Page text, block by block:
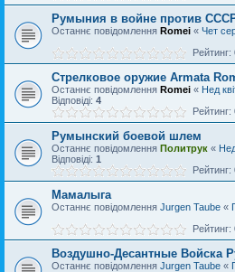
Румыния в войне против
Останнє повідомлення Romei « Чет
Рейтинг:
Стрелковое оружие Armata
Останнє повідомлення Romei « Нед
Відповіді: 4
Рейтинг:
Румынский боевой шлем
Останнє повідомлення Политрук «
Відповіді: 1
Рейтинг:
Мамалыга
Останнє повідомлення Jurgen Taube «
Рейтинг:
Воздушно-Десантные Войска
Останнє повідомлення Jurgen Taube «